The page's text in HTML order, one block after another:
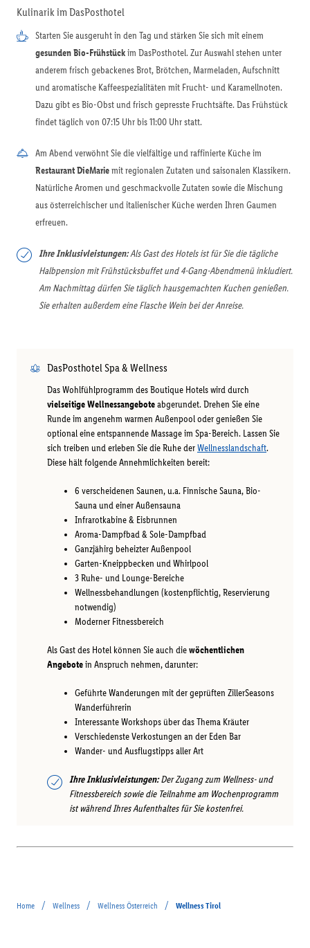
Kulinarik im DasPosthotel
Starten Sie ausgeruht in den Tag und stärken Sie sich mit einem
gesunden Bio-Frühstückim DasPosthotel. Zur Auswahl stehen unter
anderem frisch gebackenes Brot, Brötchen, Marmeladen, Aufschnitt
und aromatische Kaffeespezialitäten mit Frucht- und Karamellnoten.
Dazu gibt es Bio-Obst und frisch gepresste Fruchtsäfte. Das Frühstück
findet täglich von 07:15 Uhr bis 11:00 Uhr statt.
Am Abend verwöhnt Sie die vielfältige und raffinierte Küche im
Restaurant DieMariemit regionalen Zutaten und saisonalen Klassikern.
Natürliche Aromen und geschmackvolle Zutaten sowie die Mischung
aus österreichischer und italienischer Küche werden Ihren Gaumen
erfreuen.
Ihre Inklusivleistungen:Als Gast des Hotels ist für Sie die tägliche
Halbpension mit Frühstücksbuffet und 4-Gang-Abendmenü inkludiert.
Am Nachmittag dürfen Sie täglich hausgemachten Kuchen genießen.
Sie erhalten außerdem eine Flasche Wein bei der Anreise.
DasPosthotel Spa & Wellness
Das Wohlfühlprogramm des Boutique Hotels wird durch
vielseitige Wellnessangeboteabgerundet. Drehen Sie eine
Runde im angenehm warmen Außenpool oder genießen Sie
optional eine entspannende Massage im Spa-Bereich. Lassen Sie
sich treiben und erleben Sie die Ruhe derWellnesslandschaft.
Diese hält folgende Annehmlichkeiten bereit:
6 verscheidenen Saunen, u.a. Finnische Sauna, Bio-
Sauna und einer Außensauna
Infrarotkabine & Eisbrunnen
Aroma-Dampfbad & Sole-Dampfbad
Ganzjähirg beheizter Außenpool
Garten-Kneippbecken und Whirlpool
3 Ruhe- und Lounge-Bereiche
Wellnessbehandlungen (kostenpflichtig, Reservierung
notwendig)
Moderner Fitnessbereich
Als Gast des Hotel können Sie auch diewöchentlichen
Angebotein Anspruch nehmen, darunter:
Geführte Wanderungen mit der geprüften ZillerSeasons
Wanderführerin
Interessante Workshops über das Thema Kräuter
Verschiedenste Verkostungen an der Eden Bar
Wander- und Ausflugstipps aller Art
Ihre Inklusivleistungen:Der Zugang zum Wellness- und
Fitnessbereich sowie die Teilnahme am Wochenprogramm
ist während Ihres Aufenthaltes für Sie kostenfrei.
Home / Wellness / Wellness Österreich / Wellness Tirol